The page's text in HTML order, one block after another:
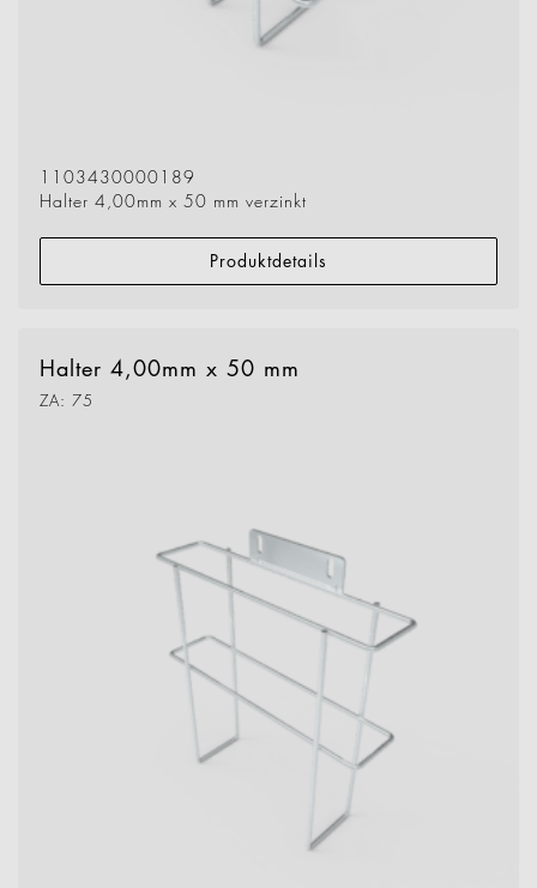
1103430000189
Halter 4,00mm x 50 mm verzinkt
Produktdetails
Halter 4,00mm x 50 mm
ZA: 75